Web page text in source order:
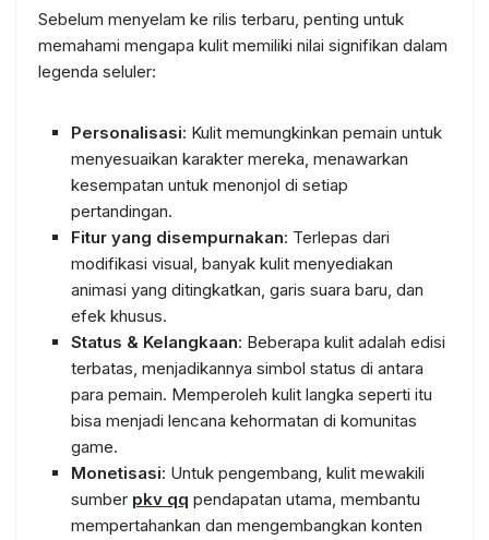
Sebelum menyelam ke rilis terbaru, penting untuk
memahami mengapa kulit memiliki nilai signifikan dalam
legenda seluler:
Personalisasi: Kulit memungkinkan pemain untuk
menyesuaikan karakter mereka, menawarkan
kesempatan untuk menonjol di setiap
pertandingan.
Fitur yang disempurnakan: Terlepas dari
modifikasi visual, banyak kulit menyediakan
animasi yang ditingkatkan, garis suara baru, dan
efek khusus.
Status & Kelangkaan: Beberapa kulit adalah edisi
terbatas, menjadikannya simbol status di antara
para pemain. Memperoleh kulit langka seperti itu
bisa menjadi lencana kehormatan di komunitas
game.
Monetisasi: Untuk pengembang, kulit mewakili
sumber pkv qq pendapatan utama, membantu
mempertahankan dan mengembangkan konten